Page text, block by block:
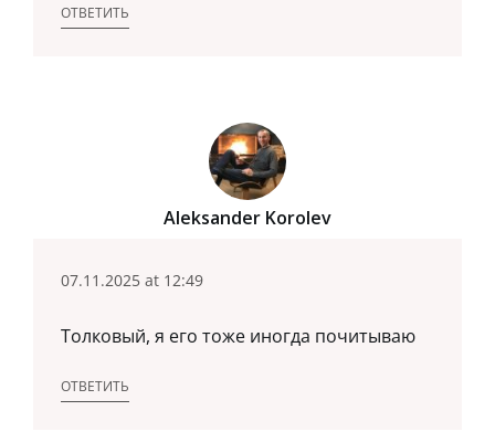
ОТВЕТИТЬ
Aleksander Korolev
07.11.2025 at 12:49
Толковый, я его тоже иногда почитываю
ОТВЕТИТЬ